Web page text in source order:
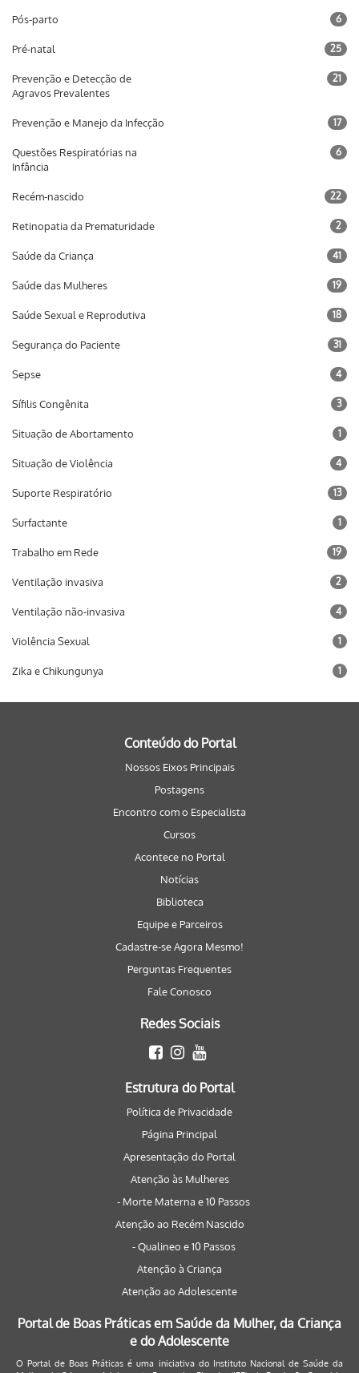
Pós-parto 6
Pré-natal 25
Prevenção e Detecção de
Agravos Prevalentes
21
Prevenção e Manejo da Infecção 17
Questões Respiratórias na
Infância
6
Recém-nascido 22
Retinopatia da Prematuridade 2
Saúde da Criança 41
Saúde das Mulheres 19
Saúde Sexual e Reprodutiva 18
Segurança do Paciente 31
Sepse 4
Sífilis Congênita 3
Situação de Abortamento 1
Situação de Violência 4
Suporte Respiratório 13
Surfactante 1
Trabalho em Rede 19
Ventilação invasiva 2
Ventilação não-invasiva 4
Violência Sexual 1
Zika e Chikungunya 1
Conteúdo do Portal
Nossos Eixos Principais
Postagens
Encontro com o Especialista
Cursos
Acontece no Portal
Notícias
Biblioteca
Equipe e Parceiros
Cadastre-se Agora Mesmo!
Perguntas Frequentes
Fale Conosco
Redes Sociais
Estrutura do Portal
Política de Privacidade
Página Principal
Apresentação do Portal
Atenção às Mulheres
- Morte Materna e 10 Passos
Atenção ao Recém Nascido
- Qualineo e 10 Passos
Atenção à Criança
Atenção ao Adolescente
Portal de Boas Práticas em Saúde da Mulher, da Criança
e do Adolescente
O Portal de Boas Práticas é uma iniciativa do Instituto Nacional de Saúde da